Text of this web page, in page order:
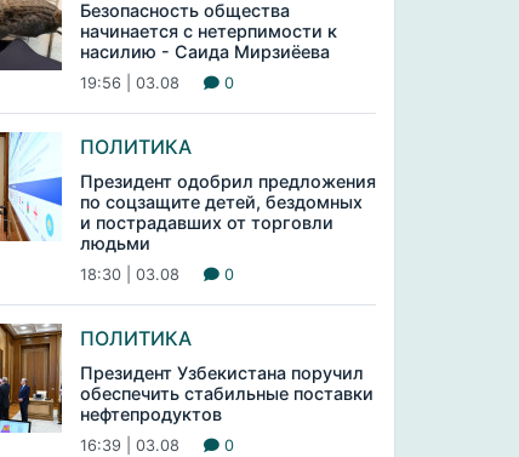
Безопасность общества
начинается с нетерпимости к
насилию - Саида Мирзиёева
19:56 | 03.08 0
ПОЛИТИКА
Президент одобрил предложения
по соцзащите детей, бездомных
и пострадавших от торговли
людьми
18:30 | 03.08 0
ПОЛИТИКА
Президент Узбекистана поручил
обеспечить стабильные поставки
нефтепродуктов
16:39 | 03.08 0